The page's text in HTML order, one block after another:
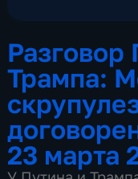
Разговор
Трампа:
23 марта